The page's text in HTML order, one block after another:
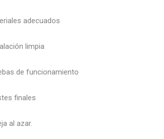
adecuados
limpia
de funcionamiento
finales
al azar.